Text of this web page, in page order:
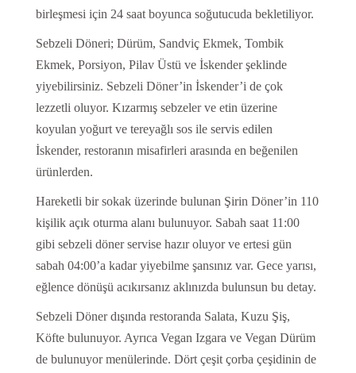
birleşmesi için 24 saat boyunca soğutucuda bekletiliyor.
Sebzeli Döneri; Dürüm, Sandviç Ekmek, Tombik
Ekmek, Porsiyon, Pilav Üstü ve İskender şeklinde
yiyebilirsiniz. Sebzeli Döner’in İskender’i de çok
lezzetli oluyor. Kızarmış sebzeler ve etin üzerine
koyulan yoğurt ve tereyağlı sos ile servis edilen
İskender, restoranın misafirleri arasında en beğenilen
ürünlerden.
Hareketli bir sokak üzerinde bulunan Şirin Döner’in 110
kişilik açık oturma alanı bulunuyor. Sabah saat 11:00
gibi sebzeli döner servise hazır oluyor ve ertesi gün
sabah 04:00’a kadar yiyebilme şansınız var. Gece yarısı,
eğlence dönüşü acıkırsanız aklınızda bulunsun bu detay.
Sebzeli Döner dışında restoranda Salata, Kuzu Şiş,
Köfte bulunuyor. Ayrıca Vegan Izgara ve Vegan Dürüm
de bulunuyor menülerinde. Dört çeşit çorba çeşidinin de